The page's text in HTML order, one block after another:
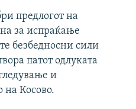
предлогот на
за испраќање
безбедносни сили
патот одлуката
и
на Косово.